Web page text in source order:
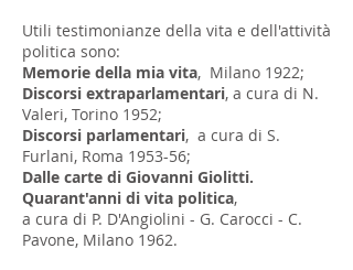
Utili testimonianze della vita e dell'attività
politica sono:
Memorie della mia vita, Milano 1922;
Discorsi extraparlamentari, a cura di N.
Valeri, Torino 1952;
Discorsi parlamentari, a cura di S.
Furlani, Roma 1953-56;
Dalle carte di Giovanni Giolitti.
Quarant'anni di vita politica,
a cura di P. D'Angiolini - G. Carocci - C.
Pavone, Milano 1962.